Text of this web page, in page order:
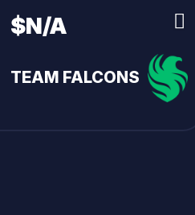
Затем они дошли до
в FaZe Clan, где раскрыл
году стали серебряными
2018, EPICENTER. 2018,
$4 290 000
TEAM FALCONS